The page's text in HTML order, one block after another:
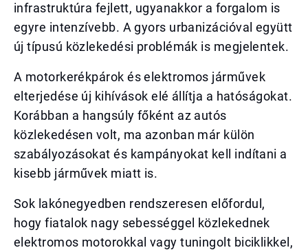
infrastruktúra fejlett, ugyanakkor a forgalom is
egyre intenzívebb. A gyors urbanizációval együtt
új típusú közlekedési problémák is megjelentek.
A motorkerékpárok és elektromos járművek
elterjedése új kihívások elé állítja a hatóságokat.
Korábban a hangsúly főként az autós
közlekedésen volt, ma azonban már külön
szabályozásokat és kampányokat kell indítani a
kisebb járművek miatt is.
Sok lakónegyedben rendszeresen előfordul,
hogy fiatalok nagy sebességgel közlekednek
elektromos motorokkal vagy tuningolt biciklikkel,